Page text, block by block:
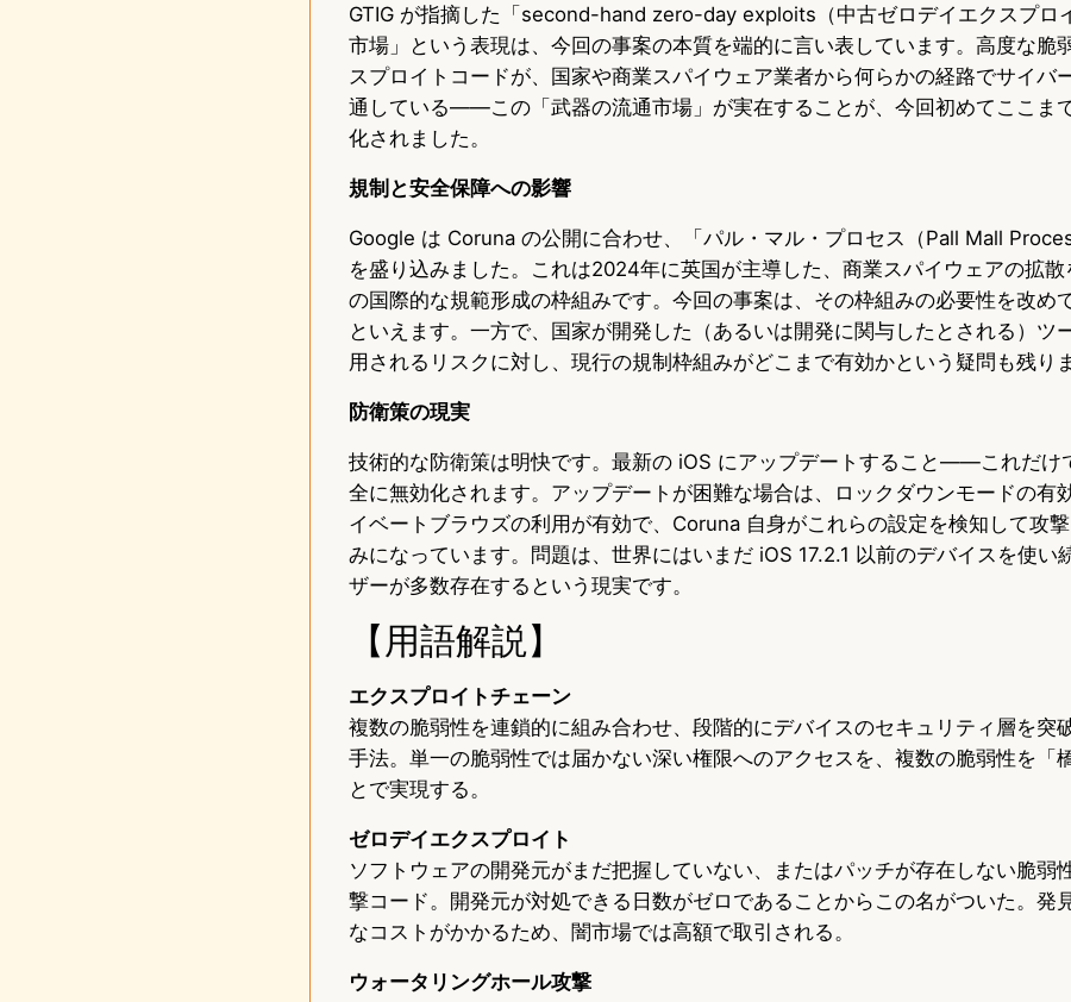
GTIG が指摘した「second-hand zero-day exploits（中古ゼロデイエクスプロ
市場」という表現は、今回の事案の本質を端的に言い表しています。高度な脆
スプロイトコードが、国家や商業スパイウェア業者から何らかの経路でサイバ
通している——この「武器の流通市場」が実在することが、今回初めてここま
化されました。
規制と安全保障への影響
Google は Coruna の公開に合わせ、「パル・マル・プロセス（Pall Mall
を盛り込みました。これは2024年に英国が主導した、商業スパイウェアの拡散
の国際的な規範形成の枠組みです。今回の事案は、その枠組みの必要性を改め
といえます。一方で、国家が開発した（あるいは開発に関与したとされる）ツ
用されるリスクに対し、現行の規制枠組みがどこまで有効かという疑問も残りま
防衛策の現実
技術的な防衛策は明快です。最新の iOS にアップデートすること——これだけ
全に無効化されます。アップデートが困難な場合は、ロックダウンモードの有
イベートブラウズの利用が有効で、Coruna 自身がこれらの設定を検知して攻
みになっています。問題は、世界にはいまだ iOS 17.2.1 以前のデバイスを使い
ザーが多数存在するという現実です。
【用語解説】
エクスプロイトチェーン
複数の脆弱性を連鎖的に組み合わせ、段階的にデバイスのセキュリティ層を突
手法。単一の脆弱性では届かない深い権限へのアクセスを、複数の脆弱性を「
とで実現する。
ゼロデイエクスプロイト
ソフトウェアの開発元がまだ把握していない、またはパッチが存在しない脆弱
撃コード。開発元が対処できる日数がゼロであることからこの名がついた。発
なコストがかかるため、闇市場では高額で取引される。
ウォータリングホール攻撃